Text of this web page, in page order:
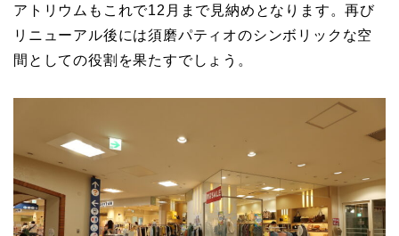
アトリウムもこれで12月まで見納めとなります。再び
リニューアル後には須磨パティオのシンボリックな空
間としての役割を果たすでしょう。